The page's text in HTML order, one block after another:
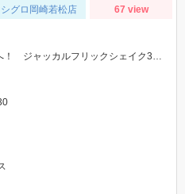
グロ岡崎若松店 67 view
短時間で油ヶ淵へブラックバス釣りへ！ ジャッカルフリックシェイク3.8のノーシンカーワッキーでGET!